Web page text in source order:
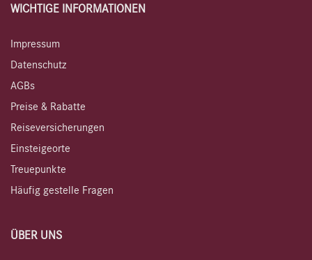
WICHTIGE INFORMATIONEN
Impressum
Datenschutz
AGBs
Preise & Rabatte
Reiseversicherungen
Einsteigeorte
Treuepunkte
Häufig gestelle Fragen
ÜBER UNS